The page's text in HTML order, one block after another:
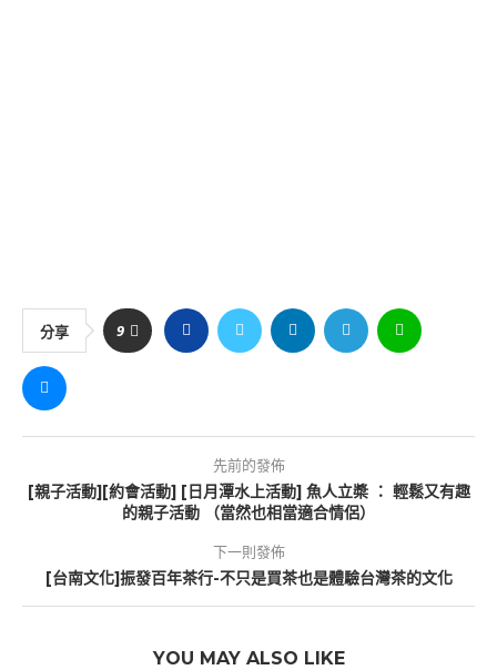
分享 9
先前的發佈
[親子活動][約會活動] [日月潭水上活動] 魚人立槳 ： 輕鬆又有趣
的親子活動 （當然也相當適合情侶）
下一則發佈
[台南文化]振發百年茶行-不只是買茶也是體驗台灣茶的文化
YOU MAY ALSO LIKE